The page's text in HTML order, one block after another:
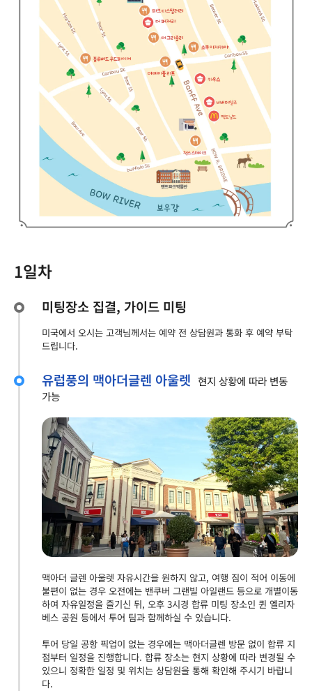
1일차
미팅장소 집결, 가이드 미팅
미국에서 오시는 고객님께서는 예약 전 상담원과 통화 후 예약 부탁
드립니다.
유럽풍의 맥아더글렌 아울렛 현지 상황에 따라 변동
가능
맥아더 글렌 아울렛 자유시간을 원하지 않고, 여행 짐이 적어 이동에
불편이 없는 경우 오전에는 밴쿠버 그랜빌 아일랜드 등으로 개별이동
하여 자유일정을 즐기신 뒤, 오후 3시경 합류 미팅 장소인 퀸 엘리자
베스 공원 등에서 투어 팀과 함께하실 수 있습니다.
투어 당일 공항 픽업이 없는 경우에는 맥아더글렌 방문 없이 합류 지
점부터 일정을 진행합니다. 합류 장소는 현지 상황에 따라 변경될 수
있으니 정확한 일정 및 위치는 상담원을 통해 확인해 주시기 바랍니
다.